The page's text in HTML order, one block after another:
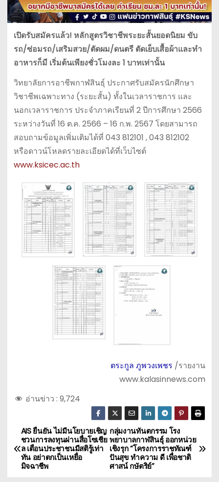
เปิดรับสมัครแล้ว! หลักสูตรวิชาชีพระยะสั้นยอดนิยม ขับ
รถ/ซ่อมรถ/เสริมสวย/ตัดผม/ดนตรี ตัดเย็บเสื้อผ้าและทำ
อาหารก็มี เริ่มต้นเพียงชั่วโมงละ 1 บาทเท่านั้น
วิทยาลัยการอาชีพกาฬสินธุ์ ประกาศรับสมัครนักศึกษา
วิชาชีพเฉพาะทาง (ระยะสั้น) ทั้งในเวลาราชการ และ
นอกเวลาราชการ ประจำภาคเรียนที่ 2 ปีการศึกษา 2566
ระหว่างวันที่ 16 ต.ค. 2566 – 16 ก.พ. 2567 โดยสามารถ
สอบถามข้อมูลเพิ่มเติมได้ที่ 043 812101 , 043 812102
หรือดาวน์โหลดรายละเอียดได้ที่เว็บไซต์
www.ksicec.ac.th
ตระกูล ภูพวงเพชร /รายงาน
www.kalasinnews.com
อ่านข่าว : 9,724
แ
น
กลุ่มงานทันตกรรม โรง
พยาบาลกาฬสินธุ์ ออกหน่วย
เชิงรุก “โครงการราชทัณฑ์
ปันสุข ทำความ ดี เพื่อชาติ
ศาสน์ กษัตริย์”
AIS ยืนยัน ไม่มีนโยบายเชิญ
ชวนการลงทุนผ่านสื่อโซเชีย
ล เตือนประชาชนมีสติรู้เท่า
ทัน อย่าตกเป็นเหยื่อ
มิจฉาชีพ